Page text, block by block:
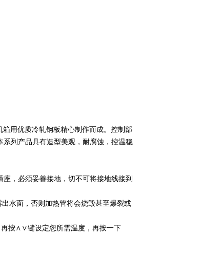
质冷轧钢板精心制作而成。控制部
列产品具有造型美观，耐腐蚀，控温稳
必须妥善接地，切不可将接地线接到
面，否则加热管将会烧毁甚至爆裂或
∧∨键设定您所需温度，再按一下